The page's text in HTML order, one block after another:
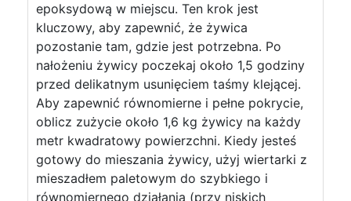
epoksydową w miejscu. Ten krok jest
kluczowy, aby zapewnić, że żywica
pozostanie tam, gdzie jest potrzebna. Po
nałożeniu żywicy poczekaj około 1,5 godziny
przed delikatnym usunięciem taśmy klejącej.
Aby zapewnić równomierne i pełne pokrycie,
oblicz zużycie około 1,6 kg żywicy na każdy
metr kwadratowy powierzchni. Kiedy jesteś
gotowy do mieszania żywicy, użyj wiertarki z
mieszadłem paletowym do szybkiego i
równomiernego działania (przy niskich